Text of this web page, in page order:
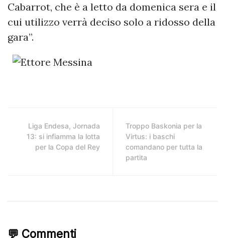
Cabarrot, che è a letto da domenica sera e il
cui utilizzo verrà deciso solo a ridosso della
gara”.
Liga Endesa, Jornada
13: si infiamma la lotta
per la Copa del Rey
Troppo Baskonia per la
Virtus: i baschi
comandano per tutta la
partita
💬 Commenti